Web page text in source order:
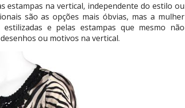
estampas na vertical, independente do estilo ou
são as opções mais óbvias, mas a mulher
e pelas estampas que mesmo não
ou motivos na vertical.